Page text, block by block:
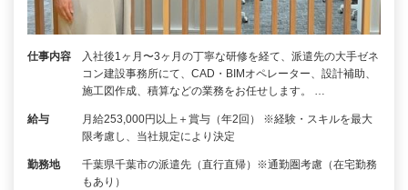
仕事内容
入社後1ヶ月〜3ヶ月の丁寧な研修を経て、派遣先の大手ゼネ
コン建設事務所にて、CAD・BIMオペレーター、設計補助、
施工図作成、積算などの業務をお任せします。 …
給与
月給253,000円以上＋賞与（年2回） ※経験・スキルを最大
限考慮し、当社規定により決定
勤務地
千葉県千葉市の派遣先（直行直帰）※通勤圏考慮（在宅勤務
もあり）